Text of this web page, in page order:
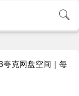
夸克网盘空间｜每